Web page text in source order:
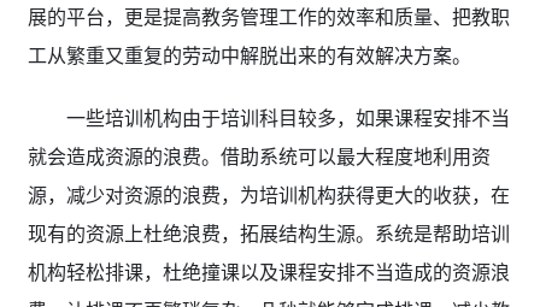
展的平台，更是提高教务管理工作的效率和质量、把教职
工从繁重又重复的劳动中解脱出来的有效解决方案。
一些培训机构由于培训科目较多，如果课程安排不当
就会造成资源的浪费。借助系统可以最大程度地利用资
源，减少对资源的浪费，为培训机构获得更大的收获，在
现有的资源上杜绝浪费，拓展结构生源。系统是帮助培训
机构轻松排课，杜绝撞课以及课程安排不当造成的资源浪